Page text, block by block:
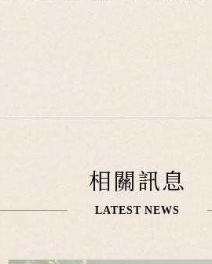
相關訊息
LATEST NEWS